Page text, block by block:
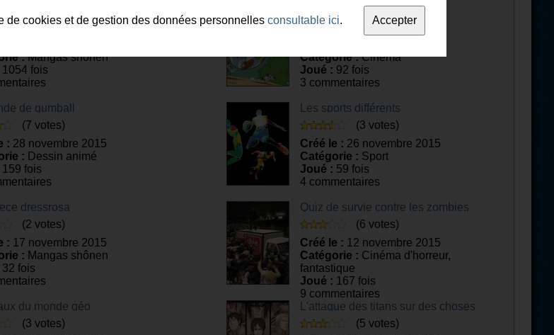
(3 votes)
:Mangas shônen
1054 fois
Les phrases cultes
(2 votes)
Catégorie :Cinéma
Joué : 92 fois
3 commentaires
de gumball
(7 votes)
: 28 novembre 2015
: Dessin animé
159 fois
Les sports différents
(3 votes)
Créé le : 26 novembre 2015
Catégorie : Sport
Joué : 59 fois
4 commentaires
dressrosa
(2 votes)
: 17 novembre 2015
: Mangas shônen
32 fois
Quiz de survie contre les zombies
(6 votes)
Créé le : 12 novembre 2015
Catégorie : Cinéma d'horreur,
fantastique
Joué : 167 fois
9 commentaires
du monde géo
(3 votes)
L'attaque des titans sur des choses
diverses
(5 votes)
de cookies et de gestion des données personnelles consultable ici.